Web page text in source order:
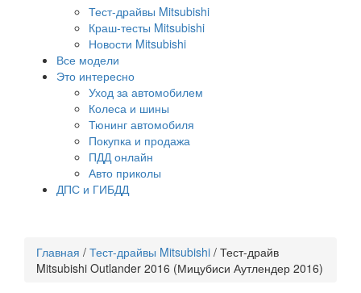
Тест-драйвы Mitsubishi
Краш-тесты Mitsubishi
Новости Mitsubishi
Все модели
Это интересно
Уход за автомобилем
Колеса и шины
Тюнинг автомобиля
Покупка и продажа
ПДД онлайн
Авто приколы
ДПС и ГИБДД
Главная / Тест-драйвы Mitsubishi / Тест-драйв
Mitsubishi Outlander 2016 (Мицубиси Аутлендер 2016)